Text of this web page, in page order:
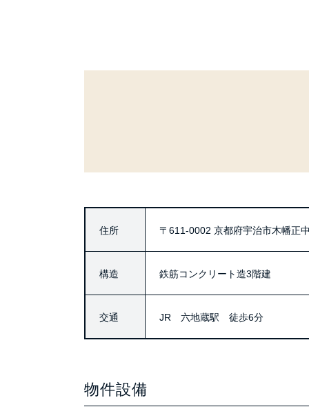
住所 〒611-0002 京都府宇治市木幡正
構造 鉄筋コンクリート造3階建
交通 JR 六地蔵駅 徒歩6分
物件設備